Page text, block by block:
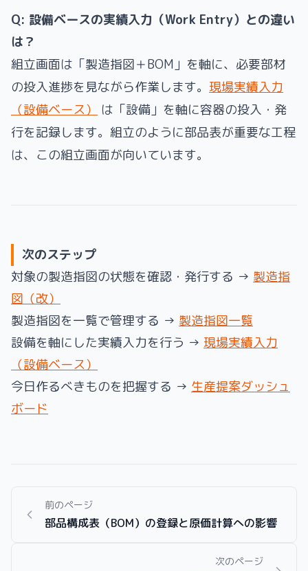
Q: 設備ベースの実績入力（Work Entry）との違い
は？
組立画面は「製造指図＋BOM」を軸に、必要部材
の投入進捗を見ながら作業します。 現場実績入力
（設備ベース）
は「設備」を軸に容器の投入・発
行を記録します。組立のように部品表が重要な工程
は、この組立画面が向いています。
次のステップ
対象の製造指図の状態を確認・発行する → 製造指
図（改）
製造指図を一覧で管理する → 製造指図一覧
設備を軸にした実績入力を行う → 現場実績入力
（設備ベース）
今日作るべきものを把握する → 生産提案ダッシュ
ボード
前のページ
部品構成表（BOM）の登録と原価計算への影響
次のページ